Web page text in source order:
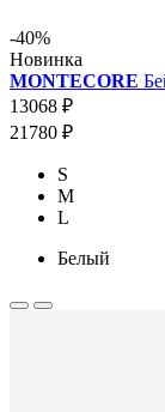
-40%
Новинка
MONTECORE
13068 ₽
21780 ₽
S
M
L
Белый